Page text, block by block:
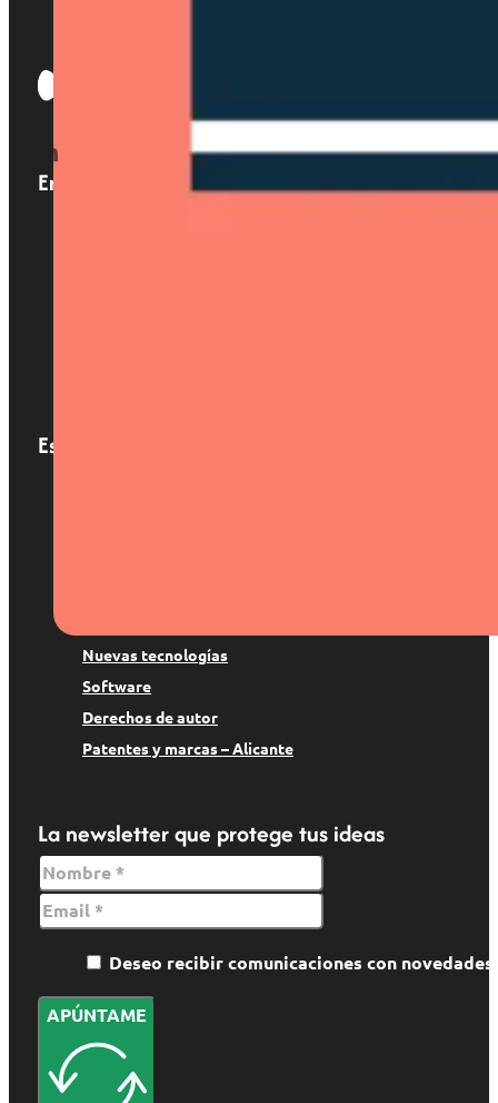
Enlaces
Especialización
Nuevas tecnologías
Software
Derechos de autor
Patentes y marcas – Alicante
La newsletter que protege tus ideas
Deseo recibir comunicaciones con
APÚNTAME